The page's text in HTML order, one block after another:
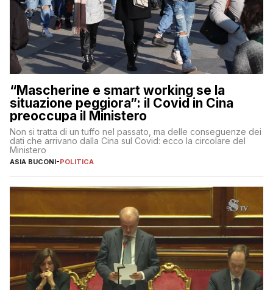
“Mascherine e smart working se la
situazione peggiora”: il Covid in Cina
preoccupa il Ministero
Non si tratta di un tuffo nel passato, ma delle conseguenze dei
dati che arrivano dalla Cina sul Covid: ecco la circolare del
Ministero
ASIA BUCONI-POLITICA